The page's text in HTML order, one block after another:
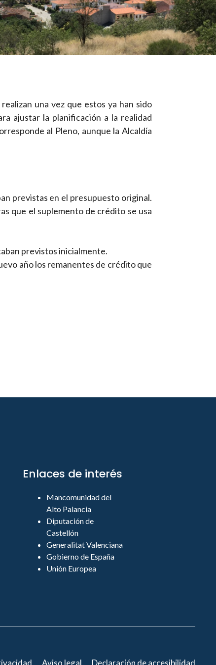
una vez que estos ya han sido
ajustar la planificación a la realidad
al Pleno, aunque la Alcaldía
previstas en el presupuesto original.
que el suplemento de crédito se usa
previstos inicialmente.
año los remanentes de crédito que
Enlaces de interés
Mancomunidad del
Alto Palancia
Diputación de
Castellón
Generalitat Valenciana
Gobierno de España
Unión Europea
Aviso legal Declaración de accesibilidad